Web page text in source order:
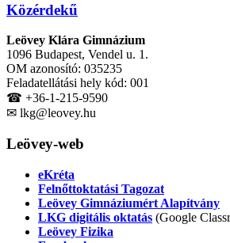
Közérdekű
Leövey Klára Gimnázium
1096 Budapest, Vendel u. 1.
OM azonosító: 035235
Feladatellátási hely kód: 001
☎ +36-1-215-9590
✉ lkg@leovey.hu
Leövey-web
eKréta
Felnőttoktatási Tagozat
Leövey Gimnáziumért Alapítvány
LKG digitális oktatás (Google
Leövey Fizika